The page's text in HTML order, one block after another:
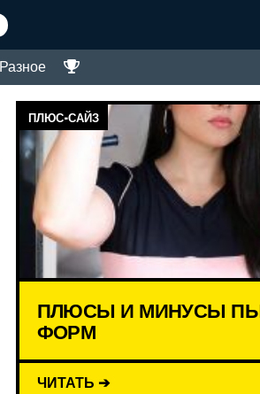
Разное
ПЛЮС-САЙЗ
ПЛЮСЫ И МИНУСЫ
ФОРМ
ЧИТАТЬ ➔